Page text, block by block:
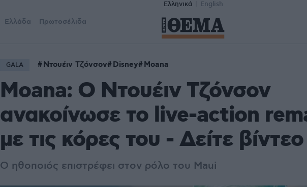
Ελληνικά English
Ελλάδα Πρωτοσέλιδα
GALA Ντουέιν Τζόνσον Disney Moana
Moana: Ο Ντουέιν Τζόνσον
ανακοίνωσε το live-action
με τις κόρες του - Δείτε βίντεο
Ο ηθοποιός επιστρέφει στον ρόλο του Maui